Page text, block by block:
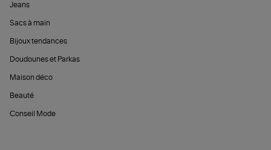
Jeans
Sacs à main
Bijoux tendances
Doudounes et Parkas
Maison déco
Beauté
Conseil Mode